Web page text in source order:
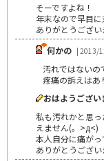
そーですよね！
年末なので早目
ありがとうござ
何かの | 2013/
汚れではないの
疼痛の訴えはあ
おはようござ
私も汚れかと思
えません(。>д<)
本人自分に痛が
ありがとうござ